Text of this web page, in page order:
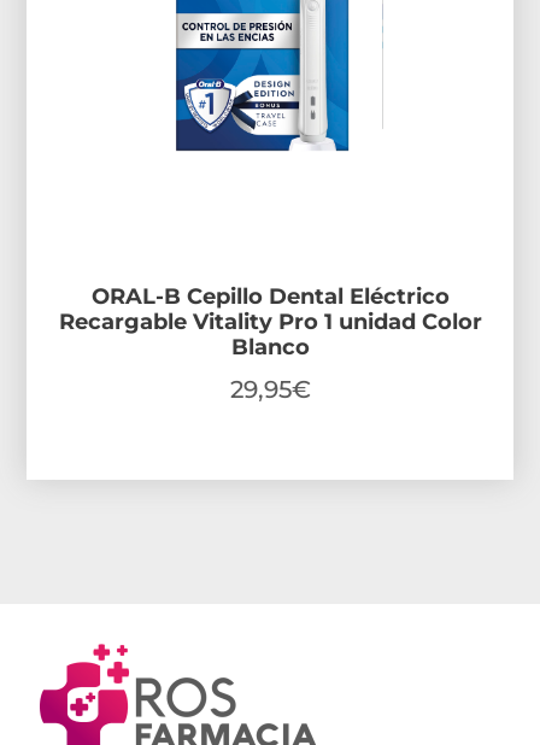
ORAL-B Cepillo Dental Eléctrico
Recargable Vitality Pro 1 unidad Color
Blanco
29,95€